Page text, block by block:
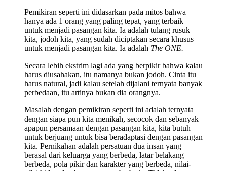
Pemikiran seperti ini didasarkan pada mitos bahwa
hanya ada 1 orang yang paling tepat, yang terbaik
untuk menjadi pasangan kita. Ia adalah tulang rusuk
kita, jodoh kita, yang sudah diciptakan secara khusus
untuk menjadi pasangan kita. Ia adalah The ONE.
Secara lebih ekstrim lagi ada yang berpikir bahwa kalau
harus diusahakan, itu namanya bukan jodoh. Cinta itu
harus natural, jadi kalau setelah dijalani ternyata banyak
perbedaan, itu artinya bukan dia orangnya.
Masalah dengan pemikiran seperti ini adalah ternyata
dengan siapa pun kita menikah, secocok dan sebanyak
apapun persamaan dengan pasangan kita, kita butuh
untuk berjuang untuk bisa beradaptasi dengan pasangan
kita. Pernikahan adalah persatuan dua insan yang
berasal dari keluarga yang berbeda, latar belakang
berbeda, pola pikir dan karakter yang berbeda, nilai-